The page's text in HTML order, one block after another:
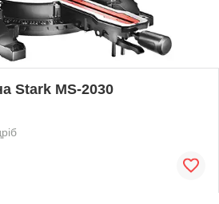
Stark MS-2030